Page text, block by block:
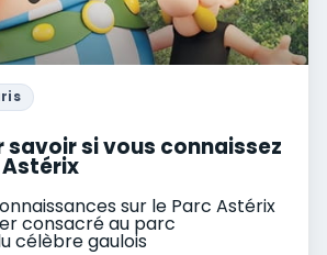
savoir si vous connaissez
sur le Parc Astérix
consacré au parc
célèbre gaulois